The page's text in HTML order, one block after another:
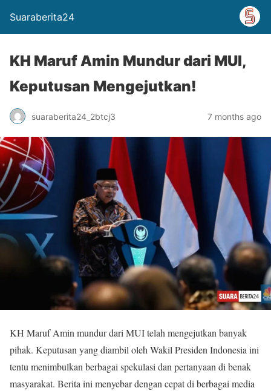
Suaraberita24
KH Maruf Amin Mundur dari MUI,
Keputusan Mengejutkan!
suaraberita24_2btcj3 7 months ago
KH Maruf Amin mundur dari MUI telah mengejutkan banyak
pihak. Keputusan yang diambil oleh Wakil Presiden Indonesia ini
tentu menimbulkan berbagai spekulasi dan pertanyaan di benak
masyarakat. Berita ini menyebar dengan cepat di berbagai media